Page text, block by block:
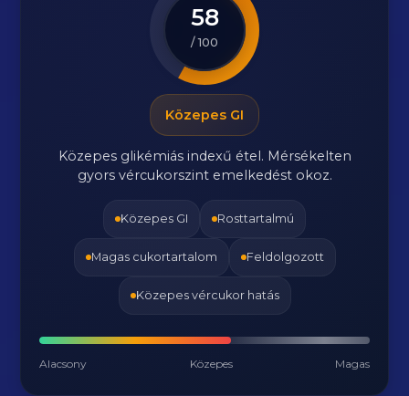
58
/ 100
Közepes GI
Közepes glikémiás indexű étel. Mérsékelten
gyors vércukorszint emelkedést okoz.
Közepes GI Rosttartalmú
Magas cukortartalom Feldolgozott
Közepes vércukor hatás
Alacsony Közepes Magas